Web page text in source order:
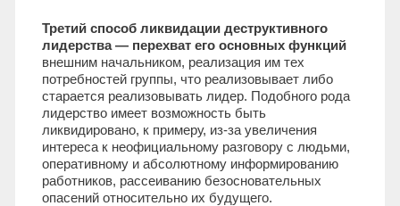
Третий способ ликвидации деструктивного
лидерства — перехват его основных функций
внешним начальником, реализация им тех
потребностей группы, что реализовывает либо
старается реализовывать лидер. Подобного рода
лидерство имеет возможность быть
ликвидировано, к примеру, из-за увеличения
интереса к неофициальному разговору с людьми,
оперативному и абсолютному информированию
работников, рассеиванию безосновательных
опасений относительно их будущего.